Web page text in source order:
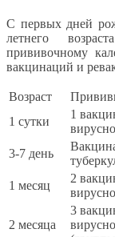
С первых дней
летнего
прививочному
вакцинаций и
Возраст
1 сутки
1
3-7 день
1 месяц
2
2 месяца
3